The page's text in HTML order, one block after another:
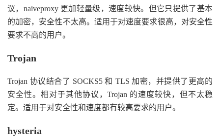
议，naiveproxy 更加轻量级，速度较快。但它只提供了基本
的加密，安全性不太高。适用于对速度要求很高，对安全性
要求不高的用户。
Trojan
Trojan 协议结合了 SOCKS5 和 TLS 加密，并提供了更高的
安全性。相对于其他协议，Trojan 的速度较快，但不太稳
定。适用于对安全性和速度都有较高要求的用户。
hysteria